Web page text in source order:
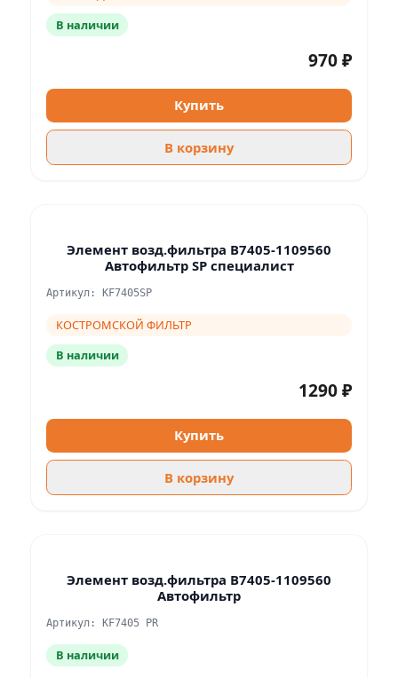
В наличии
970 ₽
Купить
В корзину
Элемент возд.фильтра В7405-1109560
Автофильтр SP специалист
Артикул: KF7405SP
КОСТРОМСКОЙ ФИЛЬТР
В наличии
1290 ₽
Купить
В корзину
Элемент возд.фильтра В7405-1109560
Автофильтр
Артикул: KF7405 PR
В наличии